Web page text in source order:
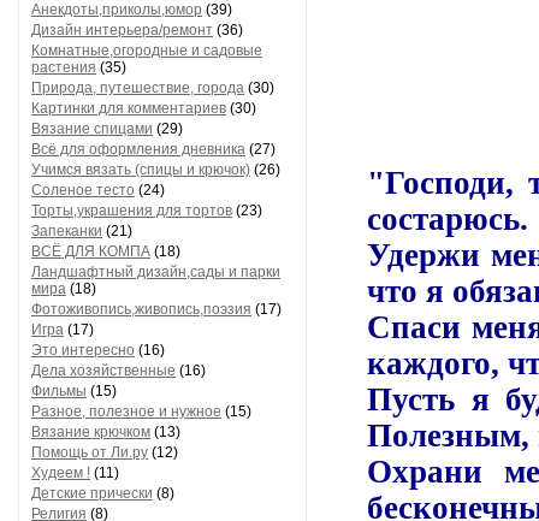
Анекдоты,приколы,юмор (39)
Дизайн интерьера/ремонт (36)
Комнатные,огородные и садовые
растения (35)
Природа, путешествие, города (30)
Картинки для комментариев (30)
Вязание спицами (29)
Всё для оформления дневника (27)
Учимся вязать (спицы и крючок) (26)
Соленое тесто (24)
Торты,украшения для тортов (23)
Запеканки (21)
ВСЁ ДЛЯ КОМПА (18)
Ландшафтный дизайн,сады и парки
мира (18)
Фотоживопись,живопись,поэзия (17)
Игра (17)
Это интересно (16)
Дела хозяйственные (16)
Фильмы (15)
Разное, полезное и нужное (15)
Вязание крючком (13)
Помощь от Ли.ру (12)
Худеем ! (11)
Детские прически (8)
Религия (8)
"Господи,
состарюсь.
Удержи
что я
Спаси
каждого,
Пусть я
Полезным,
Охрани